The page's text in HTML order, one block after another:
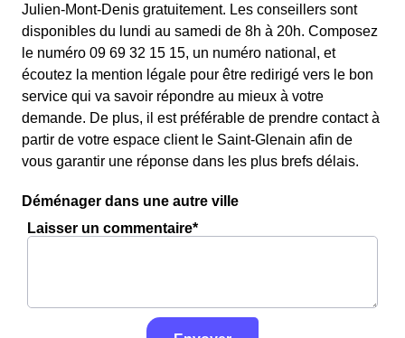
Julien-Mont-Denis gratuitement. Les conseillers sont
disponibles du lundi au samedi de 8h à 20h. Composez
le numéro 09 69 32 15 15, un numéro national, et
écoutez la mention légale pour être redirigé vers le bon
service qui va savoir répondre au mieux à votre
demande. De plus, il est préférable de prendre contact à
partir de votre espace client le Saint-Glenain afin de
vous garantir une réponse dans les plus brefs délais.
Déménager dans une autre ville
Laisser un commentaire*